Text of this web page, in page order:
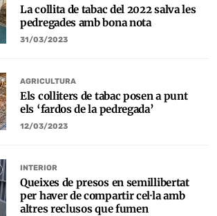
La collita de tabac del 2022 salva les
pedregades amb bona nota
31/03/2023
AGRICULTURA
Els colliters de tabac posen a punt
els ‘fardos de la pedregada’
12/03/2023
INTERIOR
Queixes de presos en semillibertat
per haver de compartir cel·la amb
altres reclusos que fumen